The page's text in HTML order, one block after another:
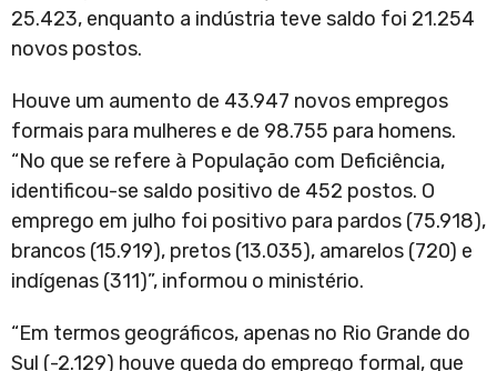
25.423, enquanto a indústria teve saldo foi 21.254
novos postos.
Houve um aumento de 43.947 novos empregos
formais para mulheres e de 98.755 para homens.
“No que se refere à População com Deficiência,
identificou-se saldo positivo de 452 postos. O
emprego em julho foi positivo para pardos (75.918),
brancos (15.919), pretos (13.035), amarelos (720) e
indígenas (311)”, informou o ministério.
“Em termos geográficos, apenas no Rio Grande do
Sul (-2.129) houve queda do emprego formal, que